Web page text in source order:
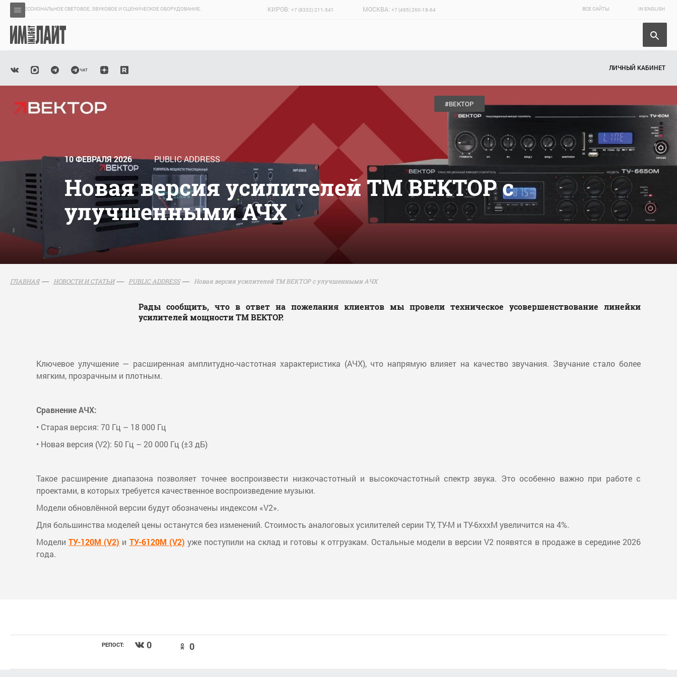
ПРОФЕССИОНАЛЬНОЕ СВЕТОВОЕ, ЗВУКОВОЕ И СЦЕНИЧЕСКОЕ ОБОРУДОВАНИЕ. КИРОВ: +7 (8332) 211-541 МОСКВА: +7 (495) 260-18-64 ВСЕ САЙТЫ IN ENGLISH
ЛИЧНЫЙ КАБИНЕТ
10 ФЕВРАЛЯ 2026 PUBLIC ADDRESS
Новая версия усилителей ТМ ВЕКТОР с
улучшенными АЧХ
#ВЕКТОР
ГЛАВНАЯ НОВОСТИ И СТАТЬИ PUBLIC ADDRESS Новая версия усилителей ТМ ВЕКТОР с улучшенными АЧХ
Рады сообщить, что в ответ на пожелания клиентов мы провели техническое усовершенствование линейки
усилителей мощности ТМ ВЕКТОР.
Ключевое улучшение — расширенная амплитудно-частотная характеристика (АЧХ), что напрямую влияет на качество звучания. Звучание стало более
мягким, прозрачным и плотным.
Сравнение АЧХ:
• Старая версия: 70 Гц – 18 000 Гц
• Новая версия (V2): 50 Гц – 20 000 Гц (±3 дБ)
Такое расширение диапазона позволяет точнее воспроизвести низкочастотный и высокочастотный спектр звука. Это особенно важно при работе с
проектами, в которых требуется качественное воспроизведение музыки.
Модели обновлённой версии будут обозначены индексом «V2».
Для большинства моделей цены останутся без изменений. Стоимость аналоговых усилителей серии ТУ, ТУ-М и ТУ-6xxxМ увеличится на 4%.
МоделиТУ-120М (V2) и ТУ-6120М (V2) уже поступили на склад и готовы к отгрузкам. Остальные модели в версии V2 появятся в продаже в середине 2026
года.
РЕПОСТ: 0 0